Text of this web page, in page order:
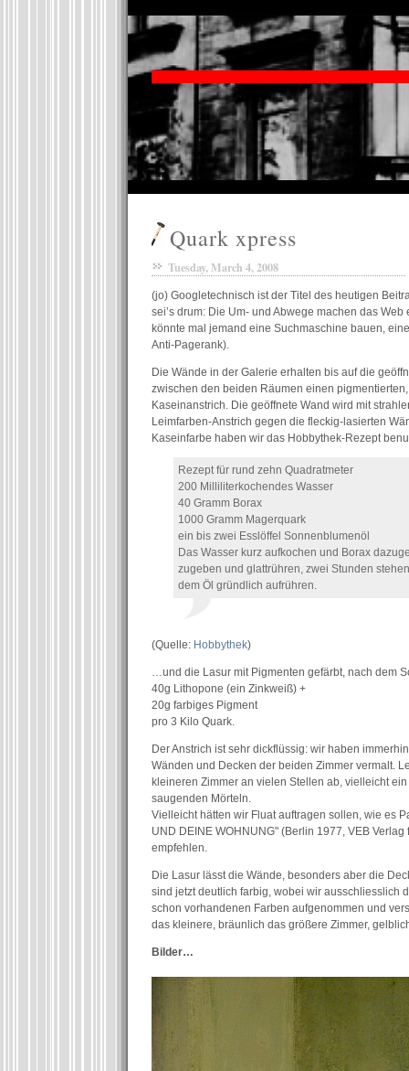
Quark xpress
Tuesday, March 4, 2008
(jo) Googletechnisch ist der Titel des heutigen
sei’s drum: Die Um- und Abwege machen das Web
könnte mal jemand eine Suchmaschine bauen,
Anti-Pagerank).
Die Wände in der Galerie erhalten bis auf die
zwischen den beiden Räumen einen
Kaseinanstrich. Die geöffnete Wand wird mit
Leimfarben-Anstrich gegen die fleckig-lasierten
Kaseinfarbe haben wir das Hobbythek-Rezept
Rezept für rund zehn Quadratmeter
200 Milliliterkochendes Wasser
40 Gramm Borax
1000 Gramm Magerquark
ein bis zwei Esslöffel Sonnenblumenöl
Das Wasser kurz aufkochen und Borax
zugeben und glattrühren, zwei Stunden
dem Öl gründlich aufrühren.
(Quelle: Hobbythek)
…und die Lasur mit Pigmenten gefärbt, nach dem
40g Lithopone (ein Zinkweiß) +
20g farbiges Pigment
pro 3 Kilo Quark.
Der Anstrich ist sehr dickflüssig: wir haben
Wänden und Decken der beiden Zimmer vermalt.
kleineren Zimmer an vielen Stellen ab, vielleicht
saugenden Mörteln.
Vielleicht hätten wir Fluat auftragen sollen, wie es
UND DEINE WOHNUNG" (Berlin 1977, VEB Verlag
empfehlen.
Die Lasur lässt die Wände, besonders aber die
sind jetzt deutlich farbig, wobei wir ausschliesslich
schon vorhandenen Farben aufgenommen und
das kleinere, bräunlich das größere Zimmer,
Bilder…